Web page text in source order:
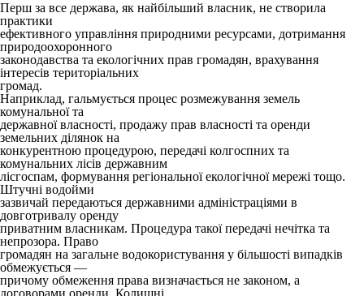
Перш за все держава, як найбільший власник, не створила
практики
ефективного управління природними ресурсами, дотримання
природоохоронного
законодавства та екологічних прав громадян, врахування
інтересів територіальних
громад.
Наприклад, гальмується процес розмежування земель
комунальної та
державної власності, продажу прав власності та оренди
земельних ділянок на
конкурентною процедурою, передачі колгоспних та
комунальних лісів державним
лісгоспам, формування регіональної екологічної мережі тощо.
Штучні водойми
зазвичай передаються державними адміністраціями в
довготривалу оренду
приватним власникам. Процедура такої передачі нечітка та
непрозора. Право
громадян на загальне водокористування у більшості випадків
обмежується —
причому обмеження права визначається не законом, а
договорами оренди. Колишні